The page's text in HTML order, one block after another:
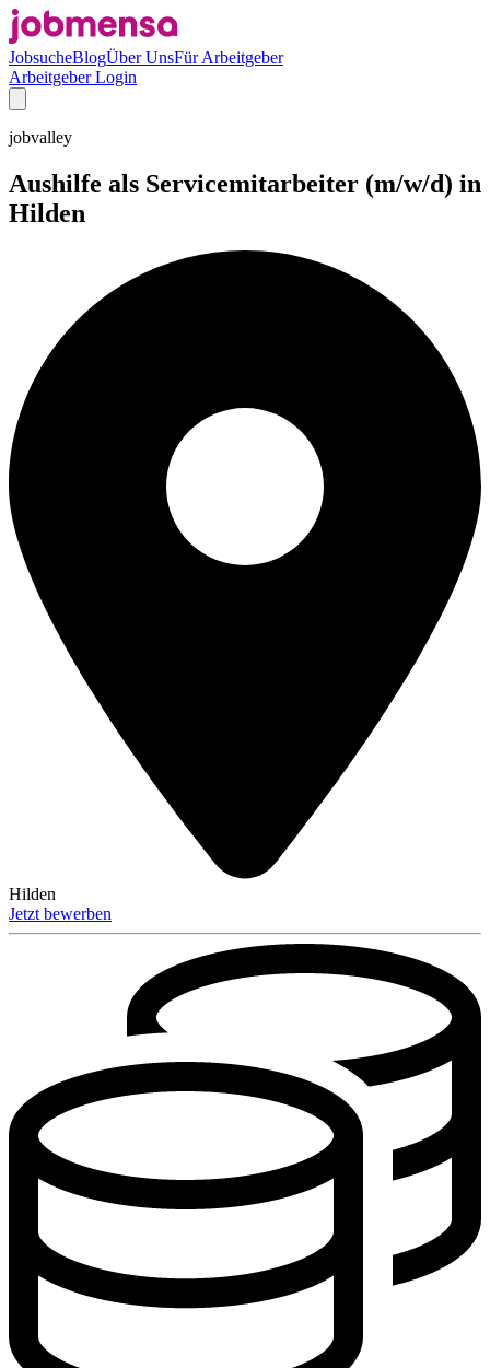
JobsucheBlogÜber UnsFür Arbeitgeber
Arbeitgeber Login
jobvalley
Aushilfe als Servicemitarbeiter (m/w/d) in
Hilden
Hilden
Jetzt bewerben